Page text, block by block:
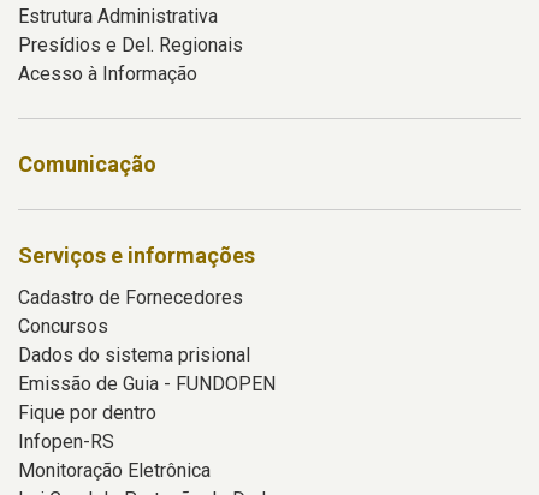
Estrutura Administrativa
Presídios e Del. Regionais
Acesso à Informação
Comunicação
Serviços e informações
Cadastro de Fornecedores
Concursos
Dados do sistema prisional
Emissão de Guia - FUNDOPEN
Fique por dentro
Infopen-RS
Monitoração Eletrônica